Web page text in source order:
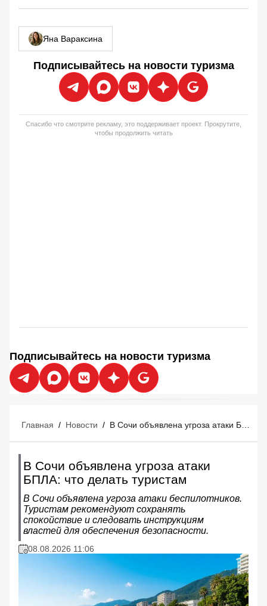
Яна Вараксина
Подписывайтесь на новости туризма
Спасибо что смотрите рекламу, это поддерживает проект. Прокрутите,
чтобы продолжить читать
Подписывайтесь на новости туризма
Главная / Новости /
В Сочи объявлена угроза атаки
БПЛА: что делать туристам
В Сочи объявлена угроза атаки беспилотников.
Туристам рекомендуют сохранять
спокойствие и следовать инструкциям
властей для обеспечения безопасности.
08.08.2026 11:06